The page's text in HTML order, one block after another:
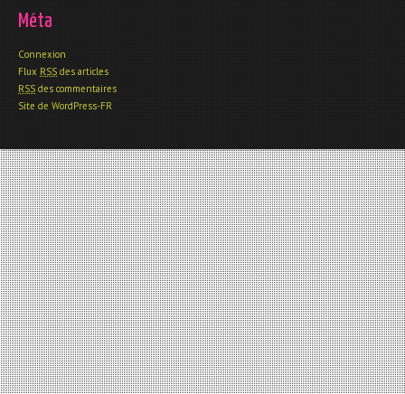
Méta
Connexion
Flux RSS des articles
RSS des commentaires
Site de WordPress-FR